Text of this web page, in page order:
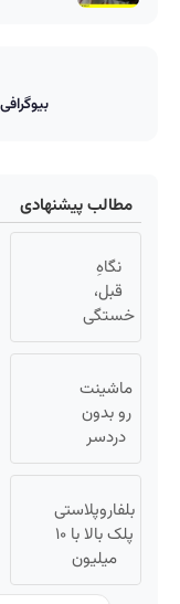
مطالب پیشنهادی
نگاهِ
قبل،
خستگی
داشت...
بعد،
انرژی
داره 🌸
بلفا با
تخفیف
ماشینت
رو بدون
دردسر
بفروش |
کمسیون
😍
بلفاروپلاستی
پلک بالا با ۱۰
میلیون
تخفیف فقط